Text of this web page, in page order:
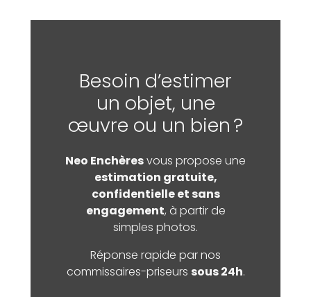
Besoin d’estimer
un objet, une
œuvre ou un bien ?
Neo Enchèresvous propose une
estimation gratuite,
confidentielle et sans
engagement, à partir de
simples photos.
Réponse rapide par nos
commissaires-priseurs sous 24h.